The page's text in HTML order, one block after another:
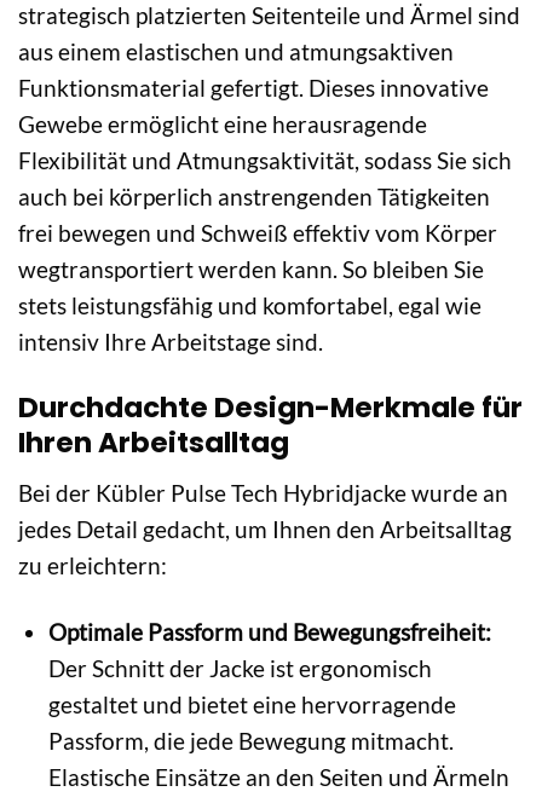
strategisch platzierten Seitenteile und Ärmel sind
aus einem elastischen und atmungsaktiven
Funktionsmaterial gefertigt. Dieses innovative
Gewebe ermöglicht eine herausragende
Flexibilität und Atmungsaktivität, sodass Sie sich
auch bei körperlich anstrengenden Tätigkeiten
frei bewegen und Schweiß effektiv vom Körper
wegtransportiert werden kann. So bleiben Sie
stets leistungsfähig und komfortabel, egal wie
intensiv Ihre Arbeitstage sind.
Durchdachte Design-Merkmale für
Ihren Arbeitsalltag
Bei der Kübler Pulse Tech Hybridjacke wurde an
jedes Detail gedacht, um Ihnen den Arbeitsalltag
zu erleichtern:
Optimale Passform und Bewegungsfreiheit:
Der Schnitt der Jacke ist ergonomisch
gestaltet und bietet eine hervorragende
Passform, die jede Bewegung mitmacht.
Elastische Einsätze an den Seiten und Ärmeln